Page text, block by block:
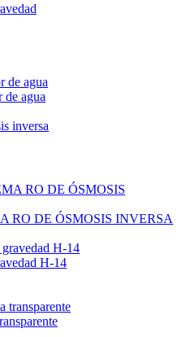
de agua
de agua
inversa
RO DE ÓSMOSIS INVERSA
H-14